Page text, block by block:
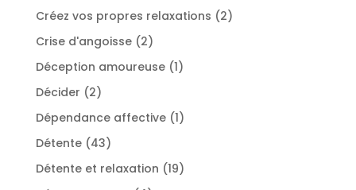
produit
Créez vos propres relaxations 22
Crise d'angoisse 22
produits
Déception amoureuse 11
Décider 22
produits
Dépendance affective 11
Détente 4343
produits
Détente et relaxation 1919